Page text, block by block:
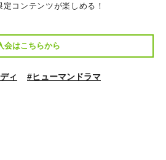
コンテンツが楽しめる！
会はこちらから
ィ #ヒューマンドラマ